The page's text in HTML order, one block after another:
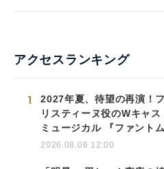
アクセスランキング
1
2027年夏、待望の再演！
リスティーヌ役のWキャス
ミュージカル 『ファントム
2026.08.06 12:00